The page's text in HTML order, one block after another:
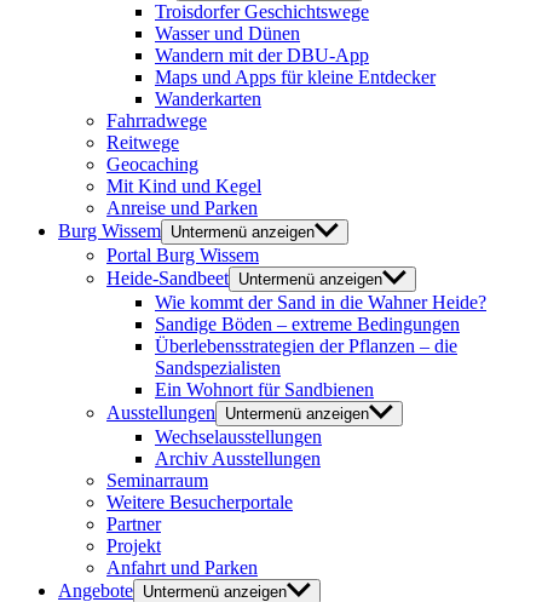
Troisdorfer Geschichtswege
Wasser und Dünen
Wandern mit der DBU-App
Maps und Apps für kleine Entdecker
Wanderkarten
Fahrradwege
Reitwege
Geocaching
Mit Kind und Kegel
Anreise und Parken
Burg Wissem Untermenü anzeigen
Portal Burg Wissem
Heide-Sandbeet Untermenü anzeigen
Wie kommt der Sand in die Wahner Heide?
Sandige Böden – extreme Bedingungen
Überlebensstrategien der Pflanzen – die
Sandspezialisten
Ein Wohnort für Sandbienen
Ausstellungen
Untermenü anzeigen
Wechselausstellungen
Archiv Ausstellungen
Seminarraum
Weitere Besucherportale
Partner
Projekt
Anfahrt und Parken
Angebote Untermenü anzeigen